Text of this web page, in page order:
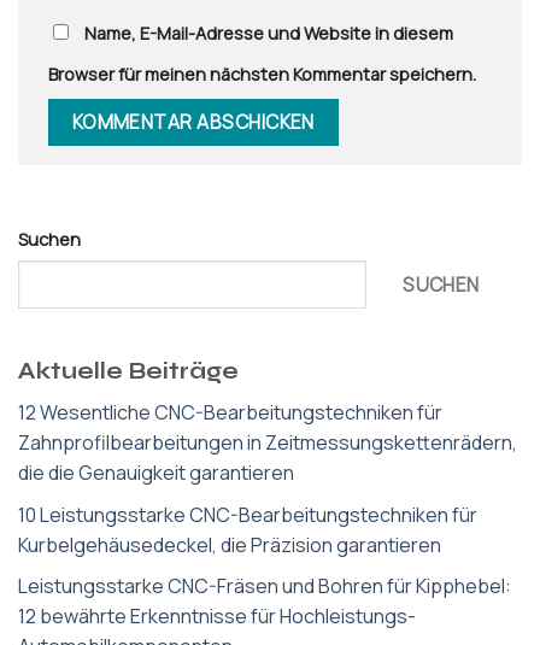
Name, E-Mail-Adresse und Website in diesem
Browser für meinen nächsten Kommentar speichern.
Suchen
SUCHEN
Aktuelle Beiträge
12 Wesentliche CNC-Bearbeitungstechniken für
Zahnprofilbearbeitungen in Zeitmessungskettenrädern,
die die Genauigkeit garantieren
10 Leistungsstarke CNC-Bearbeitungstechniken für
Kurbelgehäusedeckel, die Präzision garantieren
Leistungsstarke CNC-Fräsen und Bohren für Kipphebel:
12 bewährte Erkenntnisse für Hochleistungs-